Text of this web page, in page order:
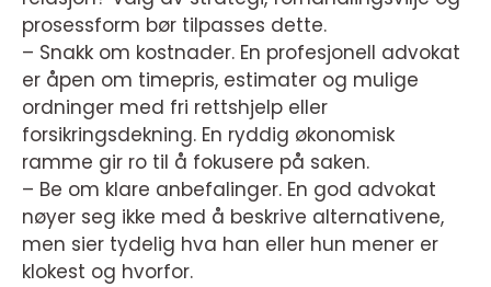
prosessform bør tilpasses dette.
– Snakk om kostnader. En profesjonell advokat
er åpen om timepris, estimater og mulige
ordninger med fri rettshjelp eller
forsikringsdekning. En ryddig økonomisk
ramme gir ro til å fokusere på saken.
– Be om klare anbefalinger. En god advokat
nøyer seg ikke med å beskrive alternativene,
men sier tydelig hva han eller hun mener er
klokest og hvorfor.